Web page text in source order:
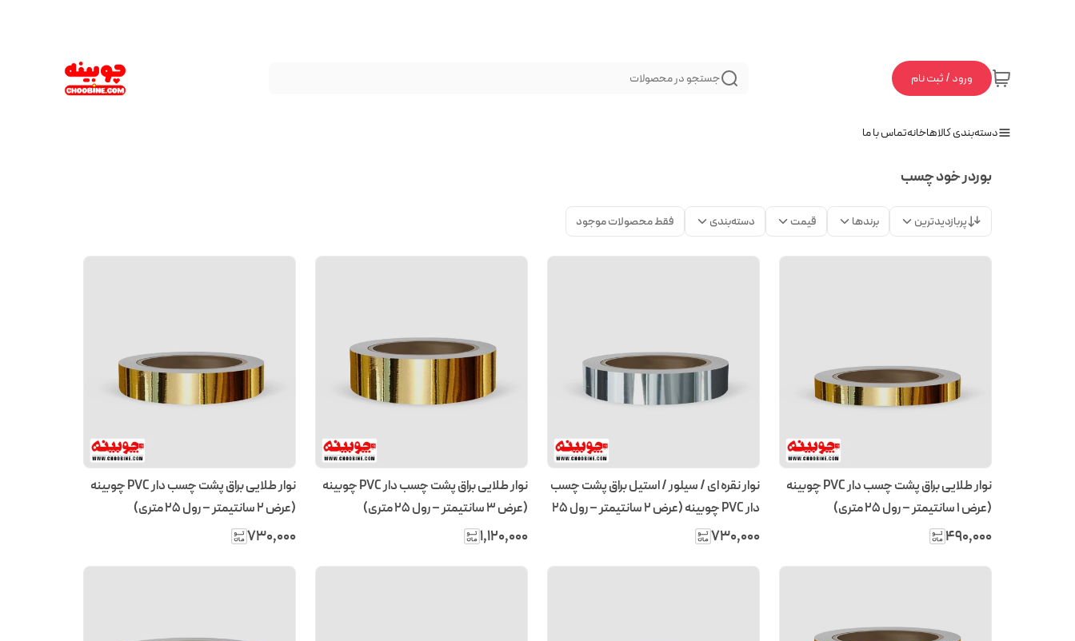
ورود / ثبت نام جستجو در محصولات
دسته‌بندی کالاهاخانهتماس با ما
بوردر خود چسب
پربازدیدترین برندها قیمت دسته‌بندی فقط محصولات موجود
نوار طلایی براق پشت چسب دار PVC چوبینه
(عرض ۱ سانتیمتر – رول ۲۵ متری)
۴۹۰٬۰۰۰
نوار نقره ای / سیلور / استیل براق پشت چسب
دار PVC چوبینه (عرض 2 سانتیمتر – رول ۲۵
متری)
۷۳۰٬۰۰۰
نوار طلایی براق پشت چسب دار PVC چوبینه
(عرض 3 سانتیمتر – رول ۲۵ متری)
۱٬۱۲۰٬۰۰۰
نوار طلایی براق پشت چسب دار PVC چوبینه
(عرض 2 سانتیمتر – رول ۲۵ متری)
۷۳۰٬۰۰۰